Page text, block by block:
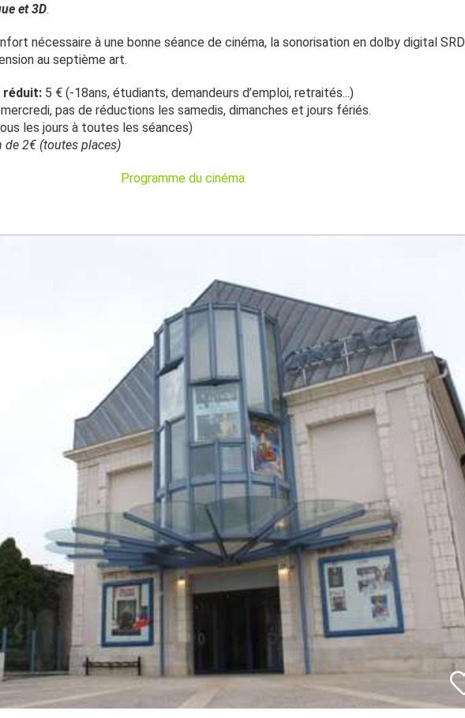
et 3D.
nécessaire à une bonne séance de cinéma, la sonorisation en dolby digital SRD
au septième art.
réduit: 5 € (-18ans, étudiants, demandeurs d’emploi, retraités...)
pas de réductions les samedis, dimanches et jours fériés.
les jours à toutes les séances)
de 2€ (toutes places)
Programme du cinéma